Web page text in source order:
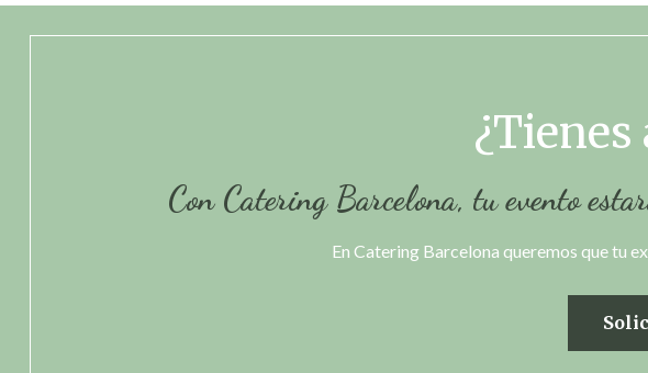
Con Catering Barcelona, tu evento
En Catering Barcelona queremos que tu